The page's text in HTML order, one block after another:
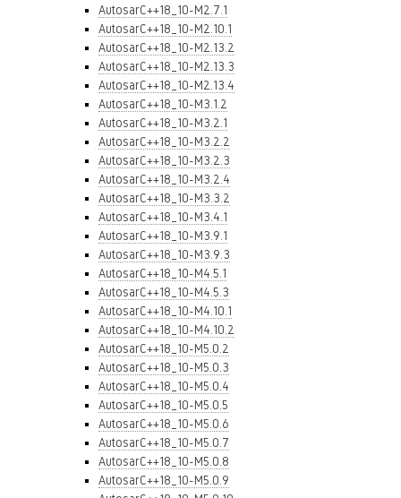
AutosarC++18_10-M2.7.1
AutosarC++18_10-M2.10.1
AutosarC++18_10-M2.13.2
AutosarC++18_10-M2.13.3
AutosarC++18_10-M2.13.4
AutosarC++18_10-M3.1.2
AutosarC++18_10-M3.2.1
AutosarC++18_10-M3.2.2
AutosarC++18_10-M3.2.3
AutosarC++18_10-M3.2.4
AutosarC++18_10-M3.3.2
AutosarC++18_10-M3.4.1
AutosarC++18_10-M3.9.1
AutosarC++18_10-M3.9.3
AutosarC++18_10-M4.5.1
AutosarC++18_10-M4.5.3
AutosarC++18_10-M4.10.1
AutosarC++18_10-M4.10.2
AutosarC++18_10-M5.0.2
AutosarC++18_10-M5.0.3
AutosarC++18_10-M5.0.4
AutosarC++18_10-M5.0.5
AutosarC++18_10-M5.0.6
AutosarC++18_10-M5.0.7
AutosarC++18_10-M5.0.8
AutosarC++18_10-M5.0.9